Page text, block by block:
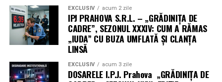
EXCLUSIV acum 2 zile
IPJ PRAHOVA S.R.L. – „GRĂDINIȚA DE
CADRE”, SEZONUL XXXIV: CUM A RĂMAS
„IUDA” CU BUZA UMFLATĂ ȘI CLANȚA
LINSĂ
EXCLUSIV acum 3 zile
DOSARELE I.P.J. Prahova „GRĂDINIȚA DE